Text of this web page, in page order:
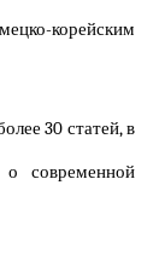
корейским
30 статей, в
о современной